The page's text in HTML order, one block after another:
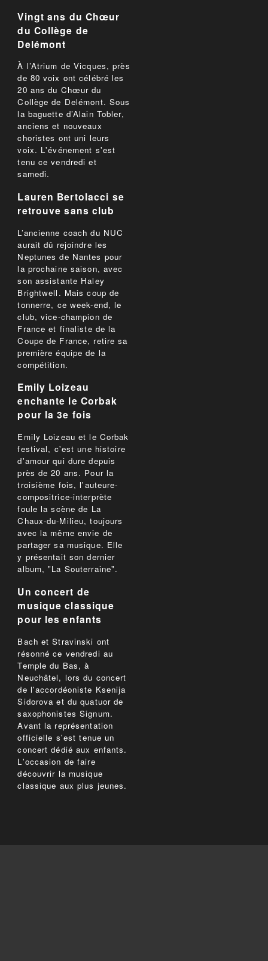
Vingt ans du Chœur
du Collège de
Delémont
À l’Atrium de Vicques, près
de 80 voix ont célébré les
20 ans du Chœur du
Collège de Delémont. Sous
la baguette d’Alain Tobler,
anciens et nouveaux
choristes ont uni leurs
voix. L'événement s'est
tenu ce vendredi et
samedi.
Lauren Bertolacci se
retrouve sans club
L’ancienne coach du NUC
aurait dû rejoindre les
Neptunes de Nantes pour
la prochaine saison, avec
son assistante Haley
Brightwell. Mais coup de
tonnerre, ce week-end, le
club, vice-champion de
France et finaliste de la
Coupe de France, retire sa
première équipe de la
compétition.
Emily Loizeau
enchante le Corbak
pour la 3e fois
Emily Loizeau et le Corbak
festival, c'est une histoire
d'amour qui dure depuis
près de 20 ans. Pour la
troisième fois, l'auteure-
compositrice-interprète
foule la scène de La
Chaux-du-Milieu, toujours
avec la même envie de
partager sa musique. Elle
y présentait son dernier
album, "La Souterraine".
Un concert de
musique classique
pour les enfants
Bach et Stravinski ont
résonné ce vendredi au
Temple du Bas, à
Neuchâtel, lors du concert
de l'accordéoniste Ksenija
Sidorova et du quatuor de
saxophonistes Signum.
Avant la représentation
officielle s'est tenue un
concert dédié aux enfants.
L'occasion de faire
découvrir la musique
classique aux plus jeunes.